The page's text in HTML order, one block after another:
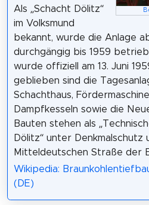
Als „Schacht Dölitz“
im Volksmund
bekannt, wurde die Anlage
durchgängig bis 1959
wurde offiziell am 13. Juni
geblieben sind die
Schachthaus,
Dampfkesseln sowie die
Bauten stehen als
Dölitz“ unter Denkmalschutz
Mitteldeutschen Straße der
Wikipedia:
(DE)